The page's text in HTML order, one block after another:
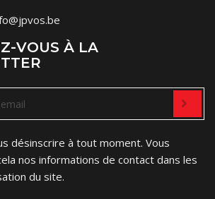
VOUS À LA
désinscrire à tout moment. Vous
nos informations de contact dans les
du site.